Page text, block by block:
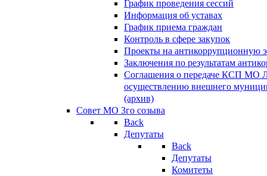
График проведения сессий
Информация об уставах
График приема граждан
Контроль в сфере закупок
Проекты на антикоррупционную
Заключения по результатам
Соглашения о передаче КСП МО
осуществлению внешнего
(архив)
Совет МО 3го созыва
Back
Депутаты
Back
Депутаты
Комитеты